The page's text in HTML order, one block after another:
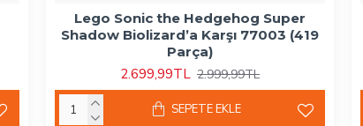
Lego Sonic the Hedgehog Super
Shadow Biolizard’a Karşı 77003 (419
Parça)
2.699,99TL 2.999,99TL
SEPETE EKLE